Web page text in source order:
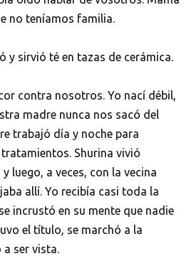
no teníamos familia.
y sirvió té en tazas de cerámica.
contra nosotros. Yo nací débil,
madre nunca nos sacó del
trabajó día y noche para
Shurina vivió
luego, a veces, con la vecina
allí. Yo recibía casi toda la
incrustó en su mente que nadie
el título, se marchó a la
a ser vista.